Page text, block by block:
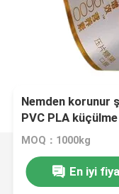
Nemden korunur
PVC PLA
MOQ：1000kg
En iyi